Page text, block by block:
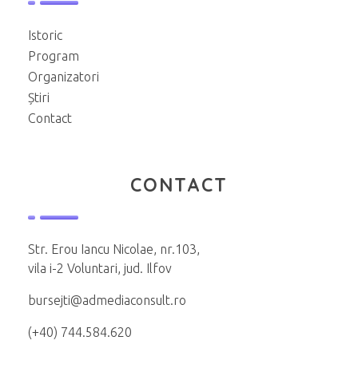
Istoric
Program
Organizatori
Știri
Contact
CONTACT
Str. Erou Iancu Nicolae, nr.103,
vila i-2 Voluntari, jud. Ilfov
bursejti@admediaconsult.ro
(+40) 744.584.620